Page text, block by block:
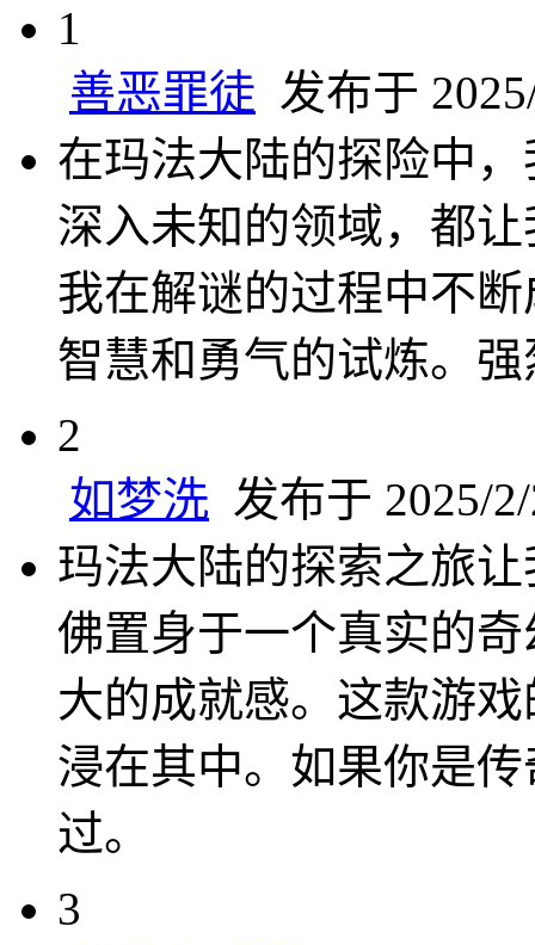
1
善恶罪徒 发布于
在玛法大陆的探险中
深入未知的领域，都
我在解谜的过程中不
智慧和勇气的试炼。
2
如梦洗 发布于 2025/
玛法大陆的探索之旅
佛置身于一个真实的
大的成就感。这款游
浸在其中。如果你是
过。
3